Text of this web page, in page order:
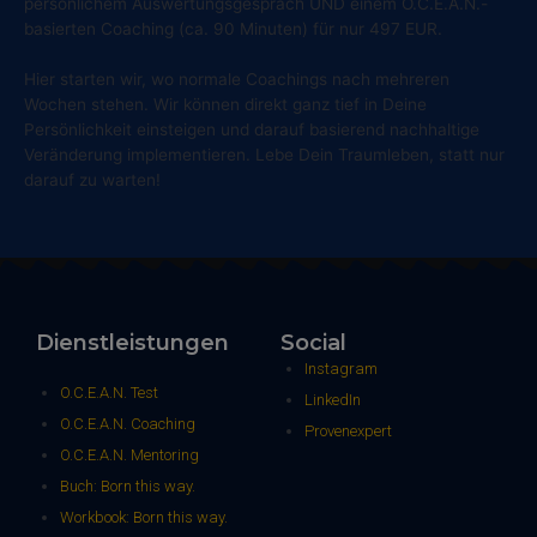
basierten Coaching (ca. 90 Minuten) für nur 497 EUR.
Hier starten wir, wo normale Coachings nach mehreren
Wochen stehen. Wir können direkt ganz tief in Deine
Persönlichkeit einsteigen und darauf basierend nachhaltige
Veränderung implementieren. Lebe Dein Traumleben, statt nur
darauf zu warten!
Dienstleistungen
O.C.E.A.N. Test
O.C.E.A.N. Coaching
O.C.E.A.N. Mentoring
Buch: Born this way.
Workbook: Born this way.
Social
Instagram
LinkedIn
Provenexpert